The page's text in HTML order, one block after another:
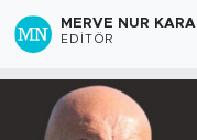
MERVE NUR KARA
EDITÖR